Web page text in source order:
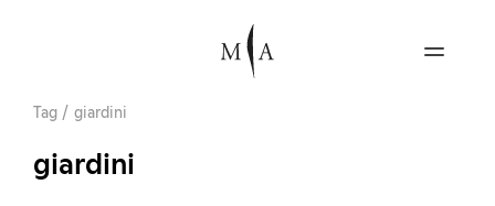
Tag / giardini
giardini